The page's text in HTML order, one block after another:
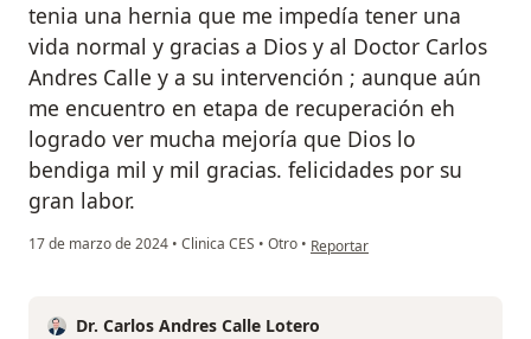
tenia una hernia que me impedía tener una
vida normal y gracias a Dios y al Doctor Carlos
Andres Calle y a su intervención ; aunque aún
me encuentro en etapa de recuperación eh
logrado ver mucha mejoría que Dios lo
bendiga mil y mil gracias. felicidades por su
gran labor.
17 de marzo de 2024 • Clinica CES • Otro • en opinión del usuario Fabiola
Reportar
Dr. Carlos Andres Calle Lotero